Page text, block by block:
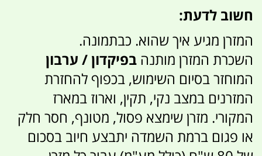
חשוב לדעת:
המזרן מגיע איך שהוא. כבתמונה.
השכרת המזרן מותנה בפיקדון / ערבון
המוחזר בסיום השימוש, בכפוף להחזרת
המזרנים במצב נקי, תקין, וארוז במארז
המקורי. מזרן שימצא פסול, מטונף, חסר חלק
או פגום ברמת השמדה יתבצע חיוב בסכום